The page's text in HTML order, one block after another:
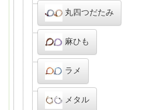
丸四つだたみ
麻ひも
ラメ
メタル